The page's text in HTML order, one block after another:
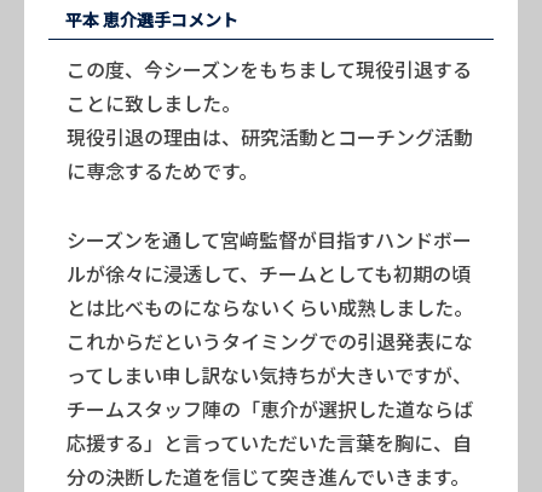
平本 恵介選手コメント
この度、今シーズンをもちまして現役引退する
ことに致しました。
現役引退の理由は、研究活動とコーチング活動
に専念するためです。
シーズンを通して宮﨑監督が目指すハンドボー
ルが徐々に浸透して、チームとしても初期の頃
とは比べものにならないくらい成熟しました。
これからだというタイミングでの引退発表にな
ってしまい申し訳ない気持ちが大きいですが、
チームスタッフ陣の「恵介が選択した道ならば
応援する」と言っていただいた言葉を胸に、自
分の決断した道を信じて突き進んでいきます。